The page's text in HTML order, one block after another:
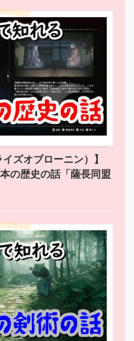
ズオブローニン）】
の歴史の話「薩長同盟